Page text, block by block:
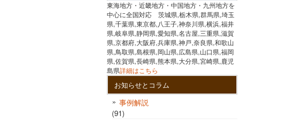
東海地方・近畿地方・中国地方・九州地方を
中心に全国対応 茨城県,栃木県,群馬県,埼玉
県,千葉県,東京都,八王子,神奈川県,横浜,福井
県,岐阜県,静岡県,愛知県,名古屋,三重県,滋賀
県,京都府,大阪府,兵庫県,神戸,奈良県,和歌山
県,鳥取県,島根県,岡山県,広島県,山口県,福岡
県,佐賀県,長崎県,熊本県,大分県,宮崎県,鹿児
島県詳細はこちら
お知らせとコラム
事例解説
(91)